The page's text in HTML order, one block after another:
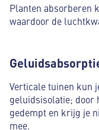
Planten absorberen
waardoor de
Verticale tuinen kun
geluidsisolatie; door
gedempt en krijg je
mee.